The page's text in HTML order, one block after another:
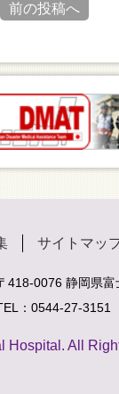
前の投稿へ
サイトマッ
418-0076 静岡県
：0544-27-
Hospital. All